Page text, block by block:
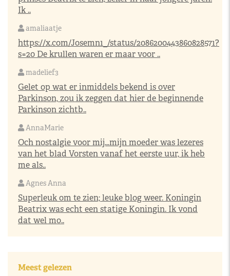
Ik ..
amaliaatje
https://x.com/Josemn1_/status/2086200443860828571?
s=20 De krullen waren er maar voor ..
madelief3
Gelet op wat er inmiddels bekend is over
Parkinson, zou ik zeggen dat hier de beginnende
Parkinson zichtb..
AnnaMarie
Och nostalgie voor mij…mijn moeder was lezeres
van het blad Vorsten vanaf het eerste uur, ik heb
me als..
Agnes Anna
Superleuk om te zien; leuke blog weer. Koningin
Beatrix was echt een statige Koningin. Ik vond
dat wel mo..
Meest gelezen